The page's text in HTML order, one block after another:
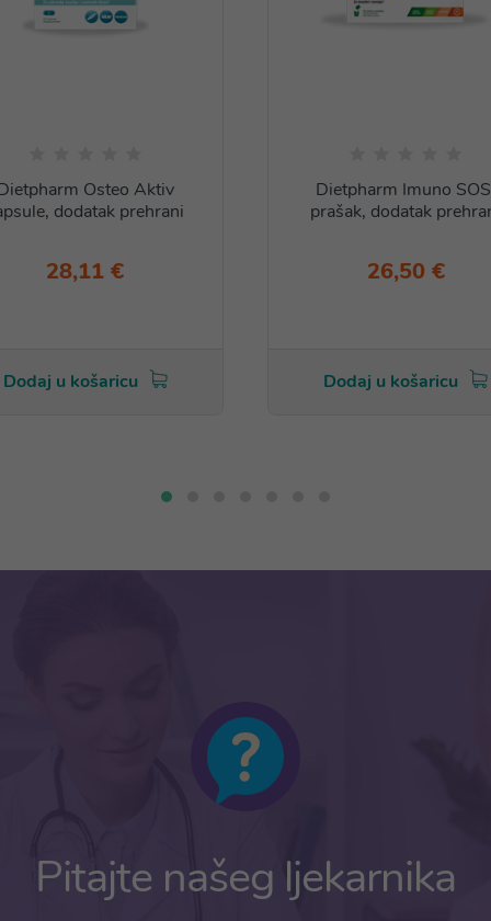
Osteo Aktiv
dodatak prehrani
28,11 €
Dodaj u košaricu
Dietpharm Imuno
prašak, dodatak
26,50 €
Dodaj u košaricu
Pitajte našeg ljekarnika